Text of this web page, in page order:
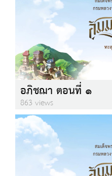
อภิชฌา ตอนที่ ๑
863 views